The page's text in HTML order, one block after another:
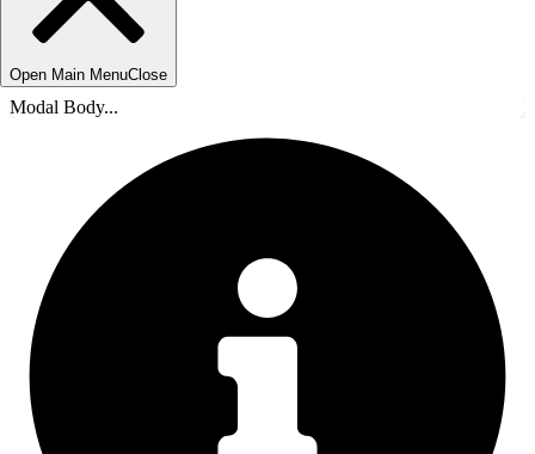
Open Main MenuClose
Modal Body...